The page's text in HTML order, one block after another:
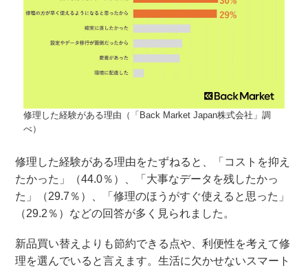
修理した経験がある理由（「Back Market Japan株式会社」調
べ）
修理した経験がある理由をたずねると、「コストを抑え
たかった」（44.0％）、「大事なデータを残したかっ
た」（29.7％）、「修理のほうがすぐ使えると思った」
（29.2％）などの回答が多く見られました。
新品買い替えよりも節約できる点や、利便性を考えて修
理を選んでいると言えます。生活に欠かせないスマート